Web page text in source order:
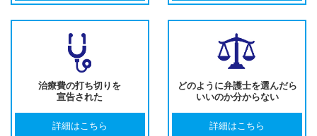
治療費の打ち切りを
宣告された
詳細はこちら
どのように弁護士を選んだら
いいのか分からない
詳細はこちら